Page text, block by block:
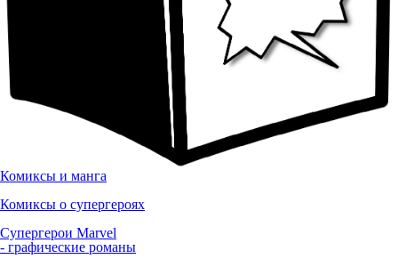
Комиксы и манга
Комиксы о супергероях
Супергерои Marvel
- графические романы